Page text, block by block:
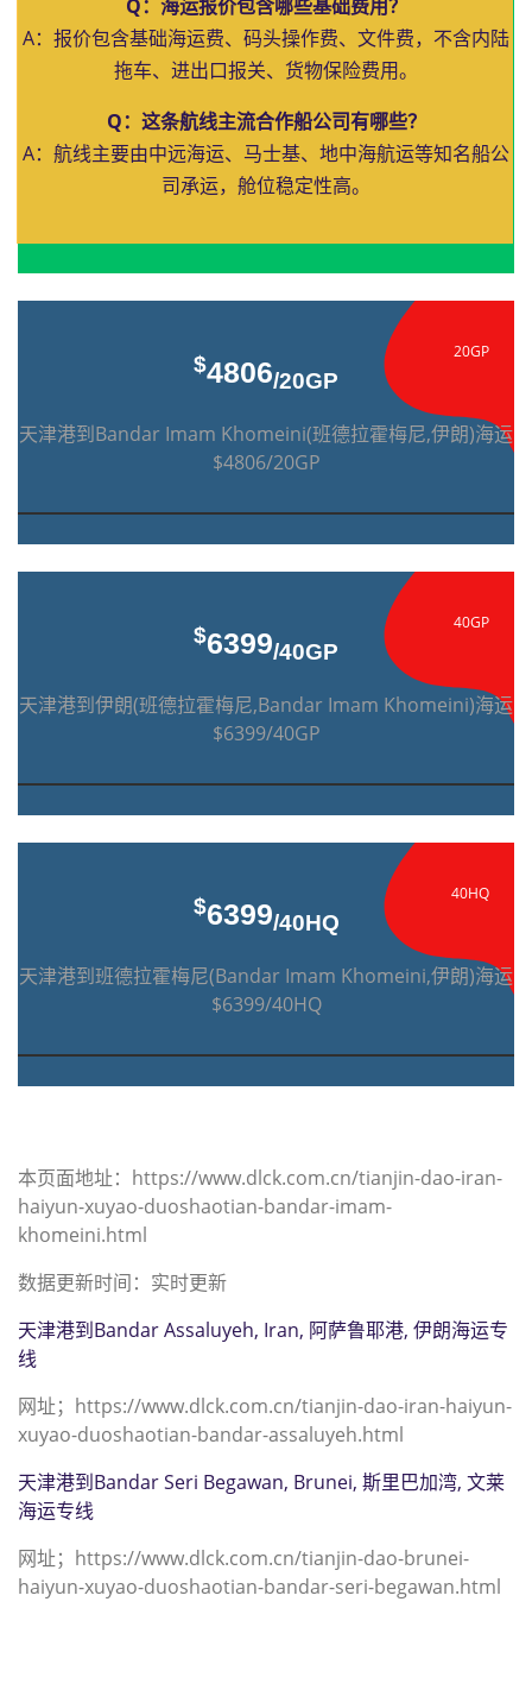
Q：海运报价包含哪些基础费用？
A：报价包含基础海运费、码头操作费、文件费，不含内陆
拖车、进出口报关、货物保险费用。
Q：这条航线主流合作船公司有哪些？
A：航线主要由中远海运、马士基、地中海航运等知名船公
司承运，舱位稳定性高。
20GP
$4806/20GP
天津港到Bandar Imam Khomeini(班德拉霍梅尼,伊朗)海运
$4806/20GP
40GP
$6399/40GP
天津港到伊朗(班德拉霍梅尼,Bandar Imam Khomeini)海运
$6399/40GP
40HQ
$6399/40HQ
天津港到班德拉霍梅尼(Bandar Imam Khomeini,伊朗)海运
$6399/40HQ
本页面地址：https://www.dlck.com.cn/tianjin-dao-iran-
haiyun-xuyao-duoshaotian-bandar-imam-
khomeini.html
数据更新时间：实时更新
天津港到Bandar Assaluyeh, Iran, 阿萨鲁耶港, 伊朗海运专
线
网址；https://www.dlck.com.cn/tianjin-dao-iran-haiyun-
xuyao-duoshaotian-bandar-assaluyeh.html
天津港到Bandar Seri Begawan, Brunei, 斯里巴加湾, 文莱
海运专线
网址；https://www.dlck.com.cn/tianjin-dao-brunei-
haiyun-xuyao-duoshaotian-bandar-seri-begawan.html